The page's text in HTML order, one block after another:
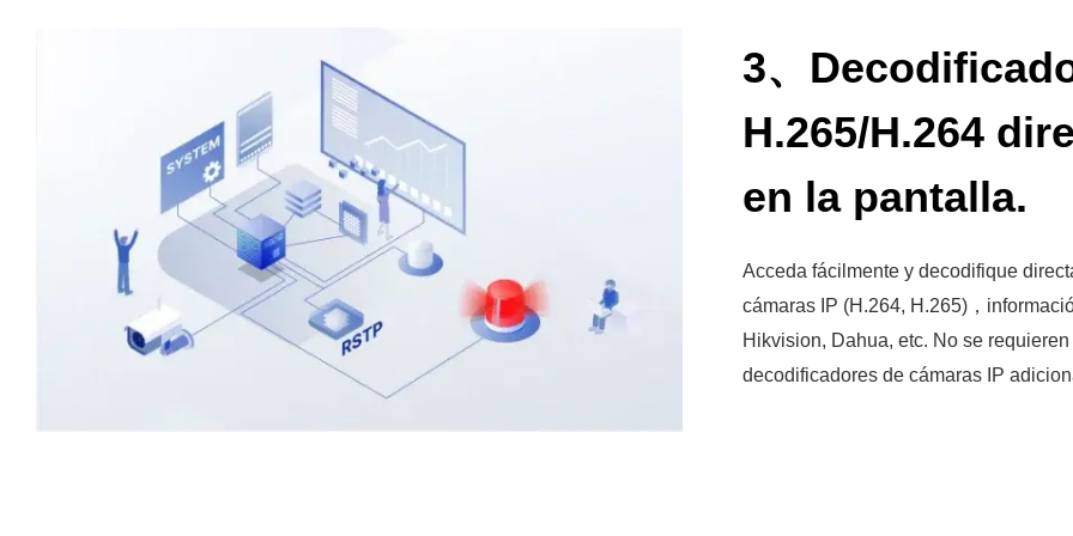
3、
H.265/H.264
en la pantalla.
Acceda fácilmente y decodifique
cámaras IP (H.264, H.265)，
Hikvision, Dahua, etc. No se
decodificadores de cámaras IP